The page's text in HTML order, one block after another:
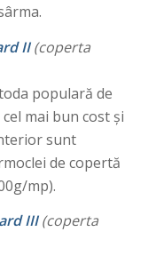
II(coperta
populară de
mai bun cost și
sunt
de copertă
mp).
III(coperta